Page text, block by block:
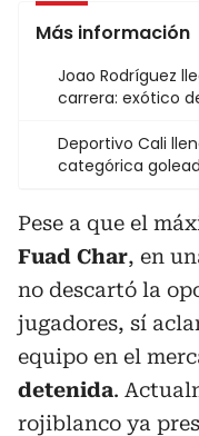
Más información
Joao Rodríguez
carrera: exótico
Deportivo Cali
categórica
Pese a que el
Fuad Char, en
no descartó la
jugadores, sí
equipo en el
detenida.
rojiblanco ya